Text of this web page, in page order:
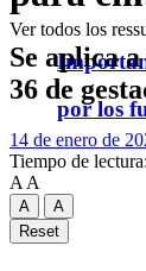
por los
Ver todos los
Se aplica
36 de
14 de enero de
Tiempo de
A A
A
A
Reset